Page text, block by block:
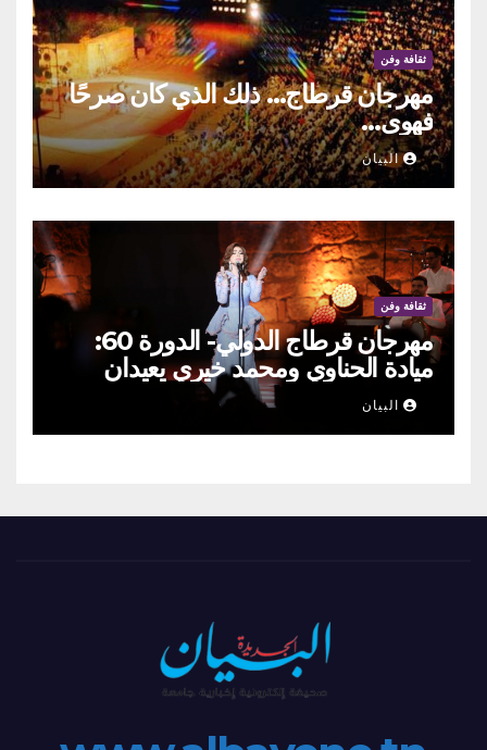
ثقافة وفن
مهرجان قرطاج… ذلك الذي كان صرحًا
فهوى…
البيان
ثقافة وفن
مهرجان قرطاج الدولي- الدورة 60:
ميادة الحناوي ومحمد خيري يعيدان
الطرب السوري إلى ركح قرطاج
البيان